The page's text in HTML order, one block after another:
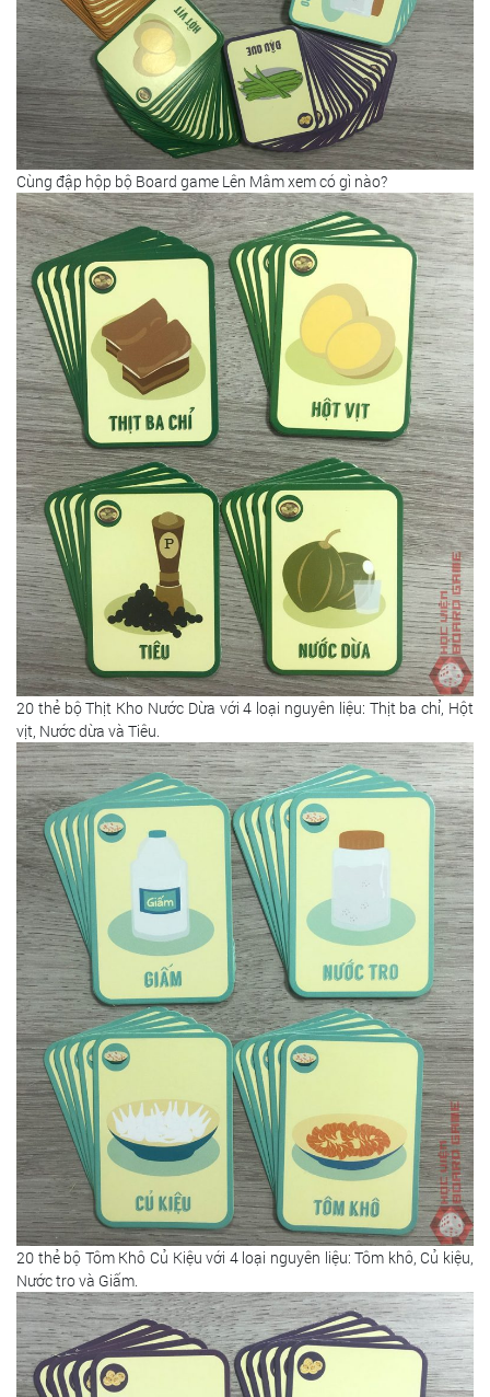
Cùng đập hộp bộ Board game Lên Mâm xem có gì nào?
20 thẻ bộ Thịt Kho Nước Dừa với 4 loại nguyên liệu: Thịt ba chỉ, Hột
vịt, Nước dừa và Tiêu.
20 thẻ bộ Tôm Khô Củ Kiệu với 4 loại nguyên liệu: Tôm khô, Củ kiệu,
Nước tro và Giấm.